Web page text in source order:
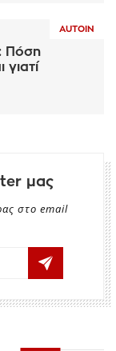
AUTOIN
Πόση
γιατί
μας
στο email